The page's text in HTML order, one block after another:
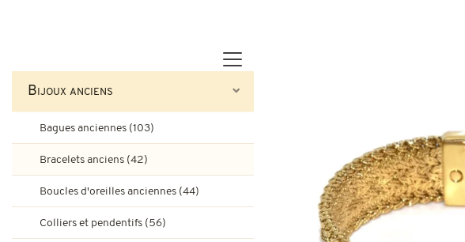
Boucles d'oreilles anciennes
Broches anciennes & autres
Bijoux Art-Déco
Bagues vintage & d'occasion
Boucles d'oreilles vintage & d'occasion
Bagues de fiançailles diamant
Bagues de fiançailles rubis
Bijoux anciens
Bagues anciennes (103)
Bracelets anciens (42)
Boucles d'oreilles anciennes (44)
Colliers et pendentifs (56)